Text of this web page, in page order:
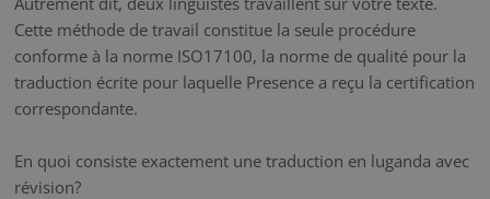
Cette méthode de travail constitue la seule procédure
conforme à la norme ISO17100, la norme de qualité pour la
traduction écrite pour laquelle Presence a reçu la certification
correspondante.
En quoi consiste exactement une traduction en luganda avec
révision?